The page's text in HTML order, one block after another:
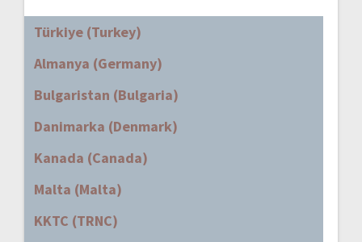
Türkiye (Turkey)
Almanya (Germany)
Bulgaristan (Bulgaria)
Danimarka (Denmark)
Kanada (Canada)
Malta (Malta)
KKTC (TRNC)